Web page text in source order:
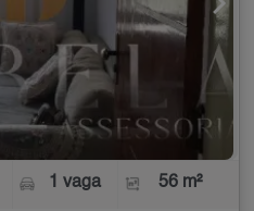
1 vaga 56 m²